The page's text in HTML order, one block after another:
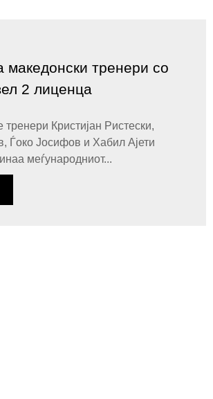
македонски тренери со
2 лиценца
тренери Кристијан Ристески,
Ѓоко Јосифов и Хабил Ајети
меѓународниот...